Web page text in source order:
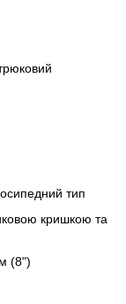
тип
кришкою та
(8")